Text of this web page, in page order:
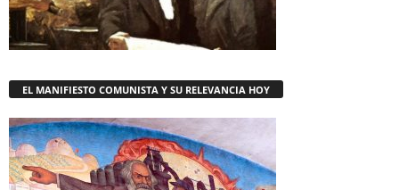
EL MANIFIESTO COMUNISTA Y SU RELEVANCIA HOY